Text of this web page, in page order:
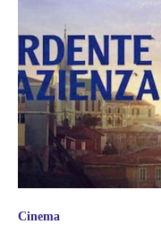
Cinema